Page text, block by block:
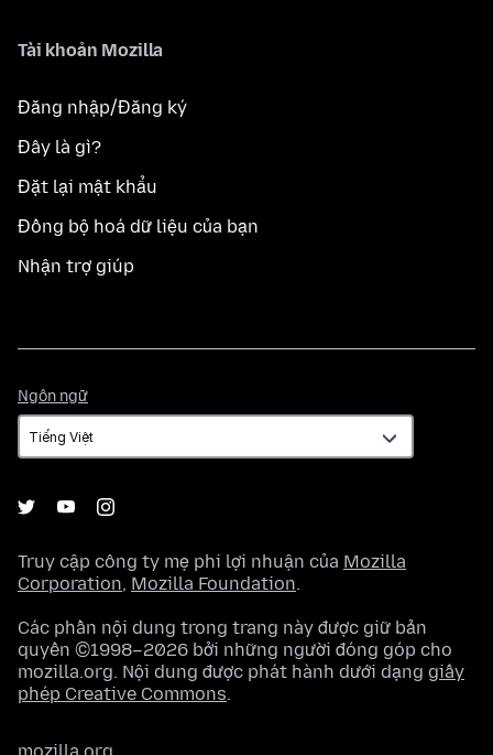
Tài khoản Mozilla
Đăng nhập/Đăng ký
Đây là gì?
Đặt lại mật khẩu
Đồng bộ hoá dữ liệu của bạn
Nhận trợ giúp
Ngôn ngữ
ngữ
Truy cập công ty mẹ phi lợi nhuận của Mozilla
Corporation, Mozilla Foundation.
Các phần nội dung trong trang này được giữ bản
quyền ©1998–2026 bởi những người đóng góp cho
mozilla.org. Nội dung được phát hành dưới dạng giấy
phép Creative Commons.